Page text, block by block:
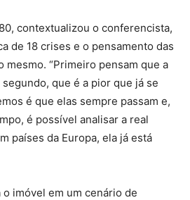
contextualizou o conferencista,
de 18 crises e o pensamento das
mesmo. “Primeiro pensam que a
que é a pior que já se
é que elas sempre passam e,
é possível analisar a real
países da Europa, ela já está
imóvel em um cenário de